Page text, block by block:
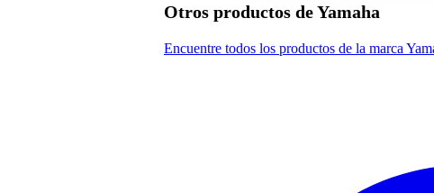
Mouthpiece included
plastic
Otros productos de Yamaha
Encuentre todos los productos de la marca